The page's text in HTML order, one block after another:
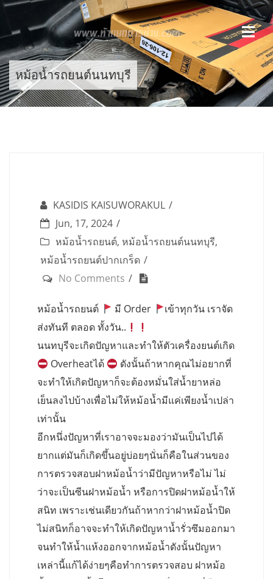
Skip
content
หม้อน้ำรถยนต์นนทบุรี
KASIDIS KAISUWORAKUL
Jun, 17, 2024
หม้อน้ำรถยนต์, หม้อน้ำรถยนต์นนทบุรี,
หม้อน้ำรถยนต์ปากเกร็ด
No Comments
หม้อน้ำรถยนต์ มี Order
เข้าทุกวัน เราจัด
ส่งทันที ตลอด ทั้งวัน..
นนทบุรีจะเกิดปัญหาและทำให้ตัวเครื่องยนต์เกิด
Overheatได้
ดังนั้นถ้าหากคุณไม่อยากที่
จะทำให้เกิดปัญหาก็จะต้องหมั่นใส่น้ำยาหล่อ
เย็นลงไปบ้างเพื่อไม่ให้หม้อน้ำมีแค่เพียงน้ำเปล่า
เท่านั้น
อีกหนึ่งปัญหาที่เราอาจจะมองว่ามันเป็นไปได้
ยากแต่มันก็เกิดขึ้นอยู่บ่อยๆนั่นก็คือในส่วนของ
การตรวจสอบฝาหม้อน้ำว่ามีปัญหาหรือไม่ ไม่
ว่าจะเป็นซีนฝาหม้อน้ำ หรือการปิดฝาหม้อน้ำให้
สนิท เพราะเช่นเดียวกันถ้าหากว่าฝาหม้อน้ำปิด
ไม่สนิทก็อาจจะทำให้เกิดปัญหาน้ำรั่วซึมออกมา
จนทำให้น้ำแห้งออกจากหม้อน้ำดังนั้นปัญหา
เหล่านี้แก้ได้ง่ายๆคือทำการตรวจสอบ ฝาหม้อ